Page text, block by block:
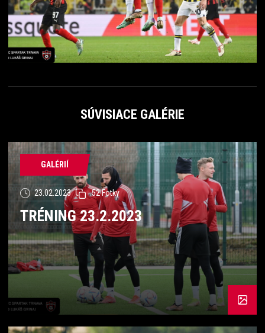
SÚVISIACE GALÉRIE
GALÉRIÍ
23.02.2023 52 Fotky
TRÉNING 23.2.2023